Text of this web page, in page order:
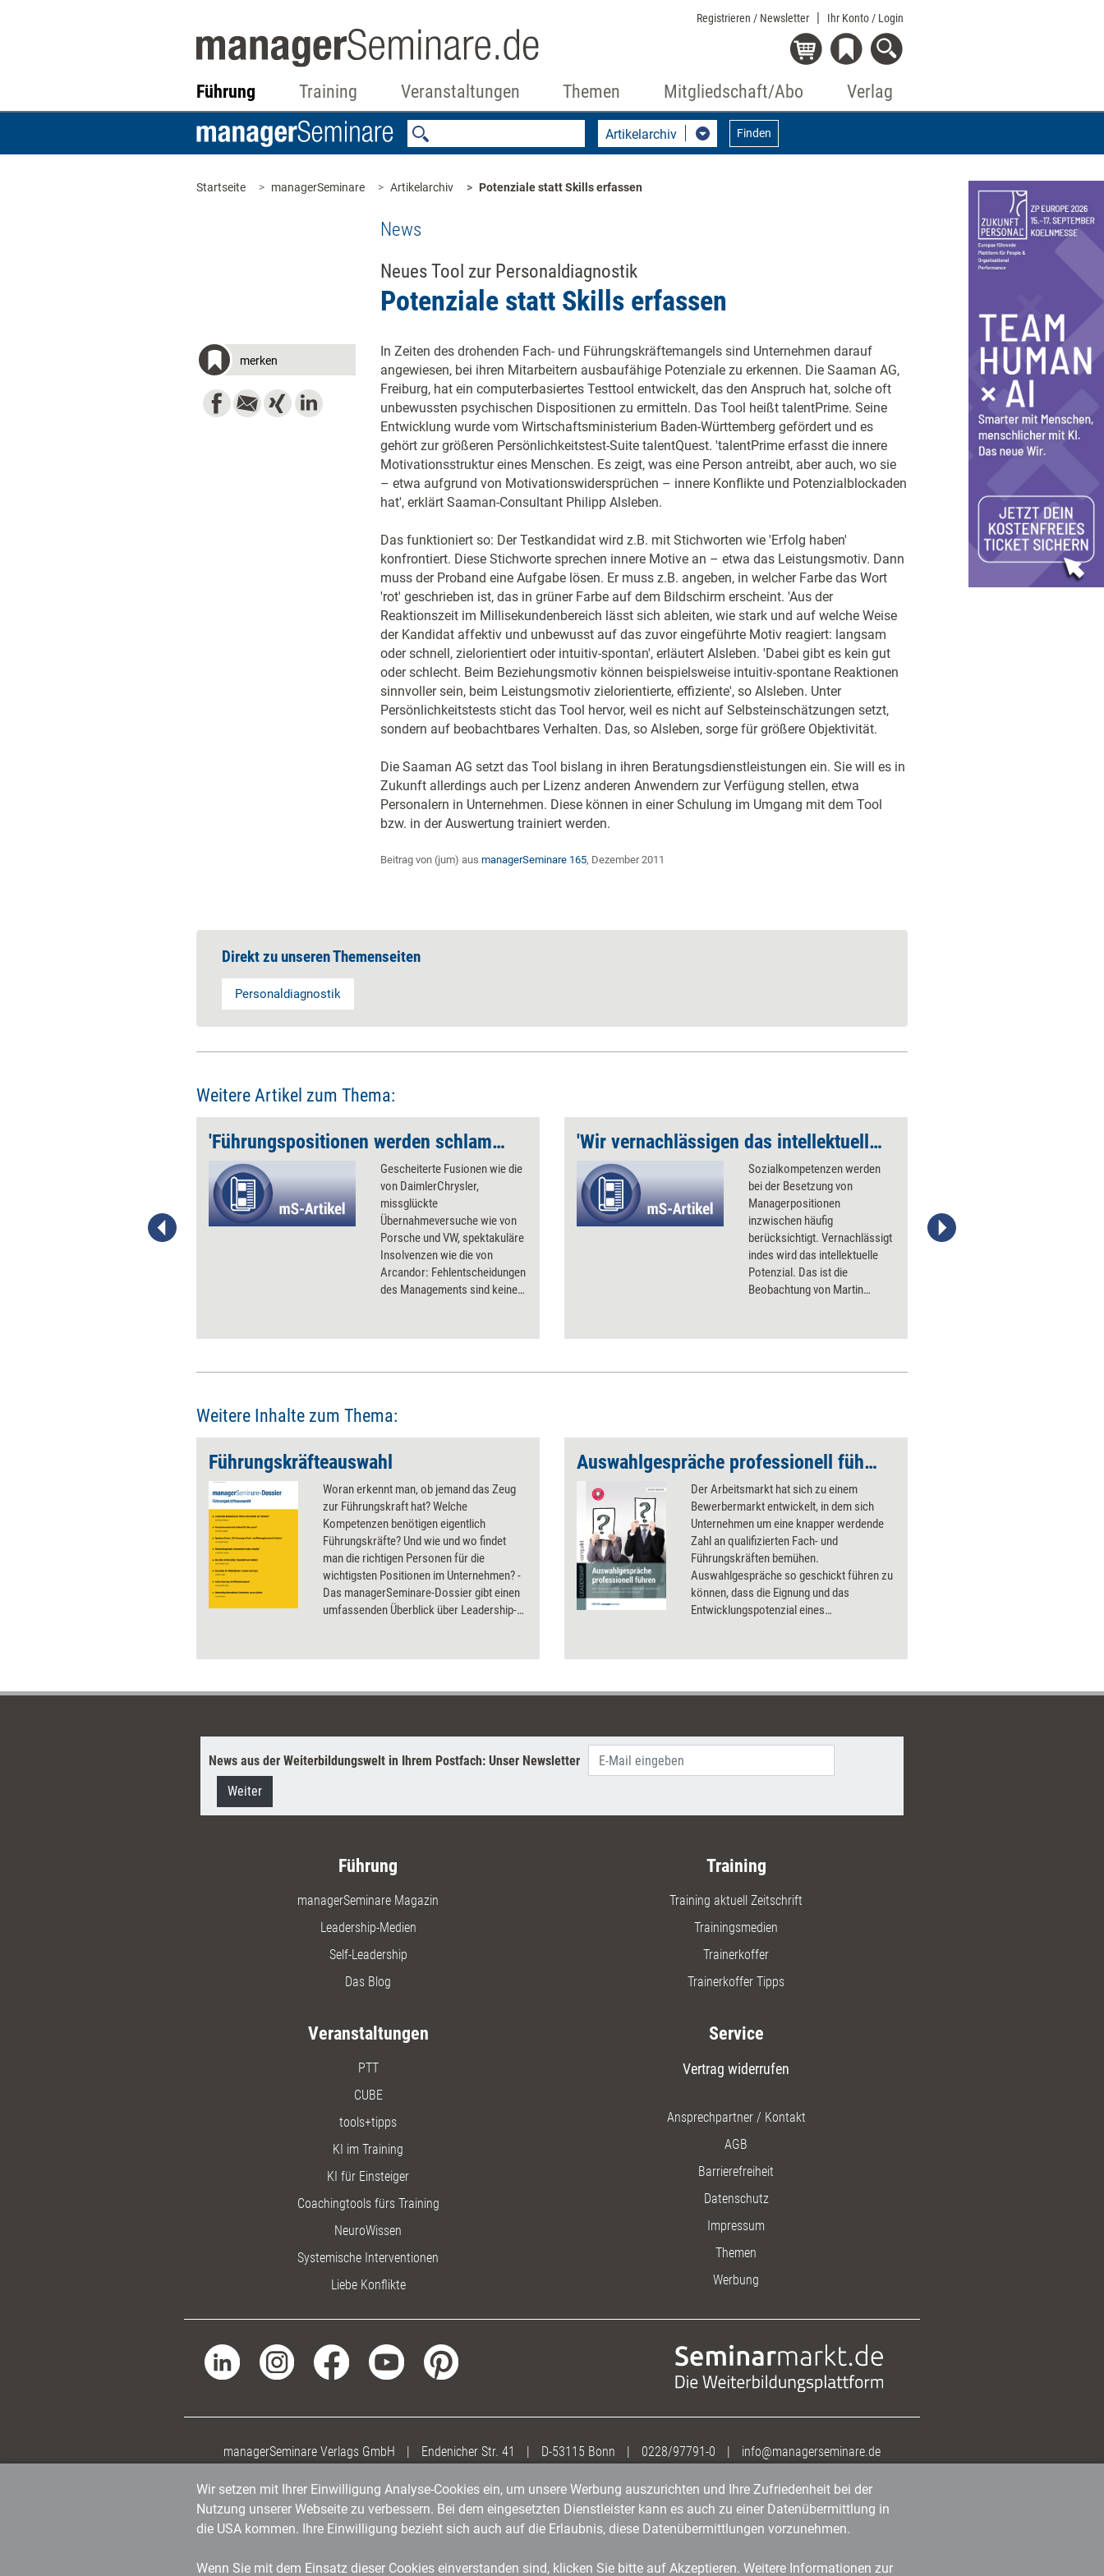
Registrieren / Newsletter Ihr Konto / Login
Führung Training Veranstaltungen Themen Mitgliedschaft/Abo Verlag
Artikelarchiv Finden
Startseite managerSeminare Artikelarchiv Potenziale statt Skills erfassen
News
Neues Tool zur Personaldiagnostik
Potenziale statt Skills erfassen
merken
In Zeiten des drohenden Fach- und Führungskräftemangels sind Unternehmen darauf
angewiesen, bei ihren Mitarbeitern ausbaufähige Potenziale zu erkennen. Die Saaman AG,
Freiburg, hat ein computerbasiertes Testtool entwickelt, das den Anspruch hat, solche oft
unbewussten psychischen Dispositionen zu ermitteln. Das Tool heißt talentPrime. Seine
Entwicklung wurde vom Wirtschaftsministerium Baden-Württemberg gefördert und es
gehört zur größeren Persönlichkeitstest-Suite talentQuest. 'talentPrime erfasst die innere
Motivationsstruktur eines Menschen. Es zeigt, was eine Person antreibt, aber auch, wo sie
– etwa aufgrund von Motivationswidersprüchen – innere Konflikte und Potenzialblockaden
hat', erklärt Saaman-Consultant Philipp Alsleben.
Das funktioniert so: Der Testkandidat wird z.B. mit Stichworten wie 'Erfolg haben'
konfrontiert. Diese Stichworte sprechen innere Motive an – etwa das Leistungsmotiv. Dann
muss der Proband eine Aufgabe lösen. Er muss z.B. angeben, in welcher Farbe das Wort
'rot' geschrieben ist, das in grüner Farbe auf dem Bildschirm erscheint. 'Aus der
Reaktionszeit im Millisekundenbereich lässt sich ableiten, wie stark und auf welche Weise
der Kandidat affektiv und unbewusst auf das zuvor eingeführte Motiv reagiert: langsam
oder schnell, zielorientiert oder intuitiv-spontan', erläutert Alsleben. 'Dabei gibt es kein gut
oder schlecht. Beim Beziehungsmotiv können beispielsweise intuitiv-spontane Reaktionen
sinnvoller sein, beim Leistungsmotiv zielorientierte, effiziente', so Alsleben. Unter
Persönlichkeitstests sticht das Tool hervor, weil es nicht auf Selbsteinschätzungen setzt,
sondern auf beobachtbares Verhalten. Das, so Alsleben, sorge für größere Objektivität.
Die Saaman AG setzt das Tool bislang in ihren Beratungsdienstleistungen ein. Sie will es in
Zukunft allerdings auch per Lizenz anderen Anwendern zur Verfügung stellen, etwa
Personalern in Unternehmen. Diese können in einer Schulung im Umgang mit dem Tool
bzw. in der Auswertung trainiert werden.
Beitrag von (jum) aus managerSeminare 165, Dezember 2011
Direkt zu unseren Themenseiten
Personaldiagnostik
Weitere Artikel zum Thema:
Management zu überprüfen, ist
'Führungspositionen werden schlampiger besetzt als Azubi-Stellen'
Gescheiterte Fusionen wie die
von DaimlerChrysler,
missglückte
Übernahmeversuche wie von
Porsche und VW, spektakuläre
Insolvenzen wie die von
Arcandor: Fehlentscheidungen
des Managements sind keine
unteren Führungsebenen. Dem
Peter Kanning zufolge sind sie
Resultat von Fehlbesetzungen.
Kanning fest.
'Wir vernachlässigen das intellektuelle Potenzial'
Sozialkompetenzen werden
bei der Besetzung von
Managerpositionen
inzwischen häufig
berücksichtigt. Vernachlässigt
indes wird das intellektuelle
Potenzial. Das ist die
Beobachtung von Martin
Psychologische Diagnostik auf
zum Interview.
Weitere Inhalte zum Thema:
Führungskräfteauswahl
Woran erkennt man, ob jemand das Zeug
zur Führungskraft hat? Welche
Kompetenzen benötigen eigentlich
Führungskräfte? Und wie und wo findet
man die richtigen Personen für die
wichtigsten Positionen im Unternehmen? -
Das managerSeminare-Dossier gibt einen
umfassenden Überblick über Leadership-
Recruiting und Trends bei der
Auswahlgespräche professionell führen
Der Arbeitsmarkt hat sich zu einem
Bewerbermarkt entwickelt, in dem sich
Unternehmen um eine knapper werdende
Zahl an qualifizierten Fach- und
Führungskräften bemühen.
Auswahlgespräche so geschickt führen zu
können, dass die Eignung und das
Entwicklungspotenzial eines
sich selbst als attraktiven Arbeitgeber zu
wichtigen Führungskompetenz geworden.
vor dem eigentlichen Gespräch beginnt. Er
Fragen, die Sie im Gespräch nutzen
Entscheidungen absichern helfen.
News aus der Weiterbildungswelt in Ihrem Postfach: Unser Newsletter
Weiter
Führung
managerSeminare Magazin
Leadership-Medien
Self-Leadership
Das Blog
Training
Training aktuell Zeitschrift
Trainingsmedien
Trainerkoffer
Trainerkoffer Tipps
Veranstaltungen
PTT
CUBE
tools+tipps
KI im Training
KI für Einsteiger
Coachingtools fürs Training
NeuroWissen
Systemische Interventionen
Liebe Konflikte
Service
Vertrag widerrufen
Ansprechpartner / Kontakt
AGB
Barrierefreiheit
Datenschutz
Impressum
Themen
Werbung
managerSeminare Verlags GmbH | Endenicher Str. 41 | D-53115 Bonn | 0228/97791-0 | info@managerseminare.de
Wir setzen mit Ihrer Einwilligung Analyse-Cookies ein, um unsere Werbung auszurichten und Ihre Zufriedenheit bei der
Nutzung unserer Webseite zu verbessern. Bei dem eingesetzten Dienstleister kann es auch zu einer Datenübermittlung in
die USA kommen. Ihre Einwilligung bezieht sich auch auf die Erlaubnis, diese Datenübermittlungen vorzunehmen.
Wenn Sie mit dem Einsatz dieser Cookies einverstanden sind, klicken Sie bitte auf Akzeptieren. Weitere Informationen zur